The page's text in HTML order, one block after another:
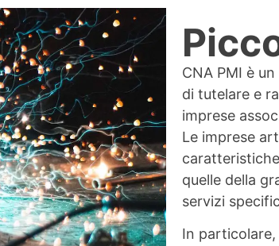
CNA PMI è
di tutelare e
imprese
Le imprese
quelle della
servizi
In